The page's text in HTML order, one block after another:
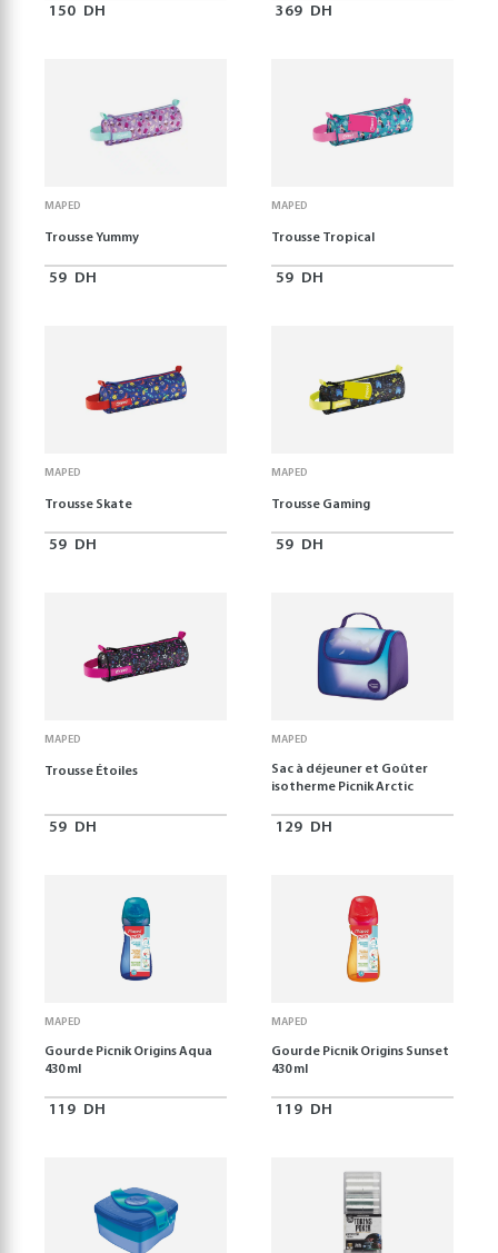
150 DH 369 DH
MAPED
Trousse Yummy
59 DH
MAPED
Trousse Tropical
59 DH
MAPED
Trousse Skate
59 DH
MAPED
Trousse Gaming
59 DH
MAPED
Trousse Étoiles
59 DH
MAPED
Sac à déjeuner et Goûter
isotherme Picnik Arctic
129 DH
MAPED
Gourde Picnik Origins Aqua
430 ml
119 DH
MAPED
Gourde Picnik Origins Sunset
430 ml
119 DH